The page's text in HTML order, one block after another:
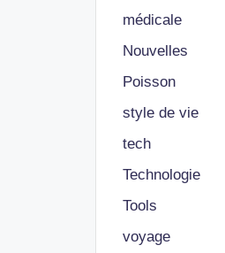
médicale
Nouvelles
Poisson
style de vie
tech
Technologie
Tools
voyage